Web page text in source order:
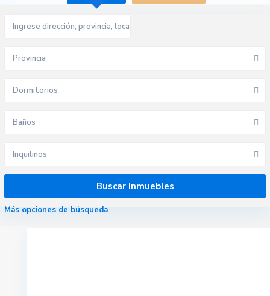
Provincia
Dormitorios
Baños
Inquilinos
Más opciones de búsqueda